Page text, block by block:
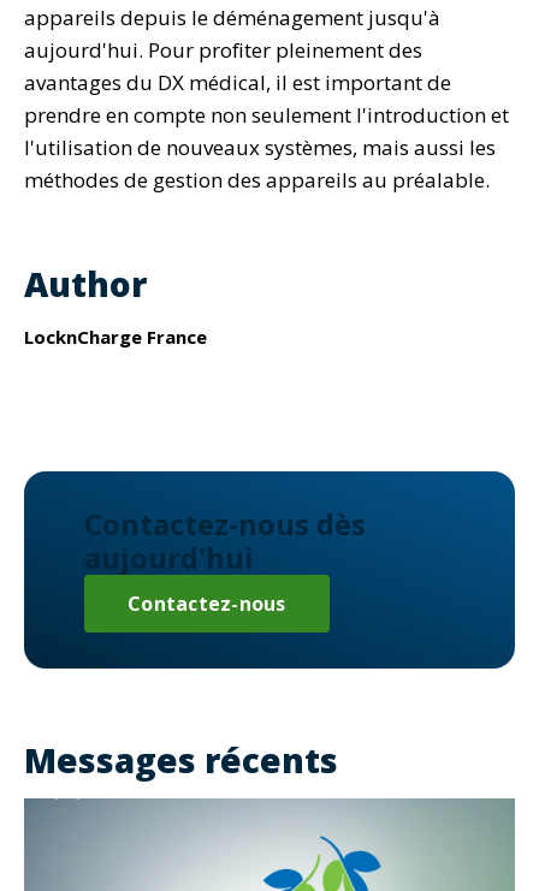
appareils depuis le déménagement jusqu'à
aujourd'hui. Pour profiter pleinement des
avantages du DX médical, il est important de
prendre en compte non seulement l'introduction et
l'utilisation de nouveaux systèmes, mais aussi les
méthodes de gestion des appareils au préalable.
Author
LocknCharge France
Contactez-nous dès
aujourd'hui
Contactez-nous
Messages récents